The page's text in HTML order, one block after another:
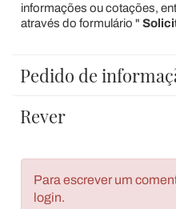
informações ou cotações,
através do formulário "
Pedido de
Rever
Para escrever um
login.